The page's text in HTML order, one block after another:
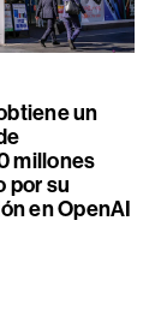
un
millones
por su
en OpenAI